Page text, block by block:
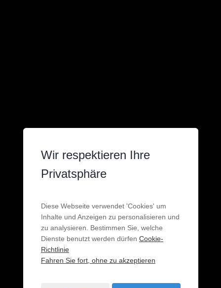
Wir respektieren Ihre
Privatsphäre
Diese Webseite verwendet 'Cookies' um
Inhalte und Anzeigen zu personalisieren und
zu analysieren. Bestimmen Sie, welche
Dienste benutzt werden dürfen Cookie-
Richtlinie
Fahren Sie fort, ohne zu akzeptieren